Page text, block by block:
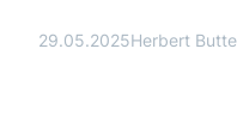
29.05.2025Herbert